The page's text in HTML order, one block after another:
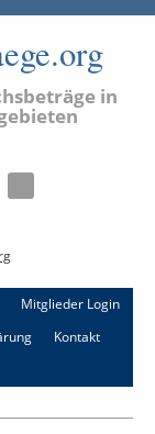
in
Mitglieder Login
Kontakt